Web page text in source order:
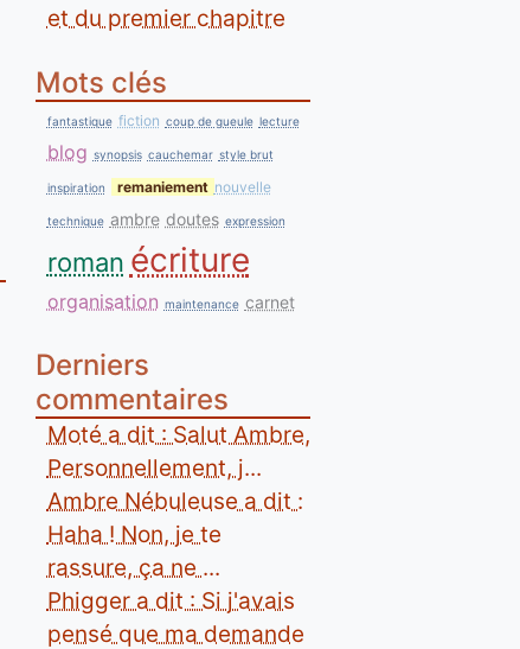
et du premier chapitre
Mots clés
fantastique fiction coup de gueule lecture
blog synopsis cauchemar style brut
inspiration remaniement nouvelle
technique ambre doutes expression
roman écriture
organisation maintenance carnet
Derniers
commentaires
Moté a dit : Salut Ambre,
Personnellement, j...
Ambre Nébuleuse a dit :
Haha ! Non, je te
rassure, ça ne ...
Phigger a dit : Si j'avais
pensé que ma demande